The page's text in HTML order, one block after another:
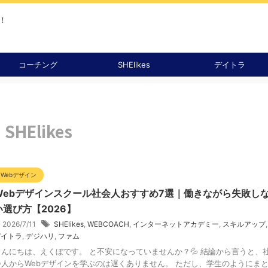
コーチング SHElikes デイトラ
SHElikes
Webデザイン
デザインスクール社会人おすすめ7選｜働きながら失敗し
選び方【2026】
2026/7/11 SHElikes, WEBCOACH, インターネットアカデミー, スキルアップ,
トラ , デジハリ , ファム
にちは、えくぼです。 と不安になっていませんか？💦 結論から言うと、
からWebデザインを学ぶのは遅くありません。 ただし、学生のようにまと